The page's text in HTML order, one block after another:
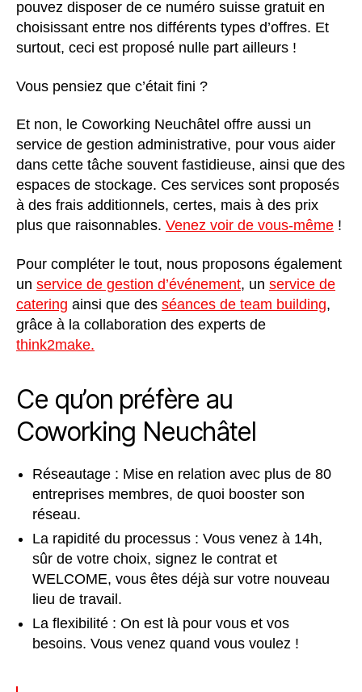
pouvez disposer de ce numéro suisse gratuit en
choisissant entre nos différents types d’offres. Et
surtout, ceci est proposé nulle part ailleurs !
Vous pensiez que c’était fini ?
Et non, le Coworking Neuchâtel offre aussi un
service de gestion administrative, pour vous aider
dans cette tâche souvent fastidieuse, ainsi que des
espaces de stockage. Ces services sont proposés
à des frais additionnels, certes, mais à des prix
plus que raisonnables. Venez voir de vous-même !
Pour compléter le tout, nous proposons également
un service de gestion d’événement, un service de
catering ainsi que des séances de team building,
grâce à la collaboration des experts de
think2make.
Ce qu’on préfère au
Coworking Neuchâtel
Réseautage : Mise en relation avec plus de 80
entreprises membres, de quoi booster son
réseau.
La rapidité du processus : Vous venez à 14h,
sûr de votre choix, signez le contrat et
WELCOME, vous êtes déjà sur votre nouveau
lieu de travail.
La flexibilité : On est là pour vous et vos
besoins. Vous venez quand vous voulez !